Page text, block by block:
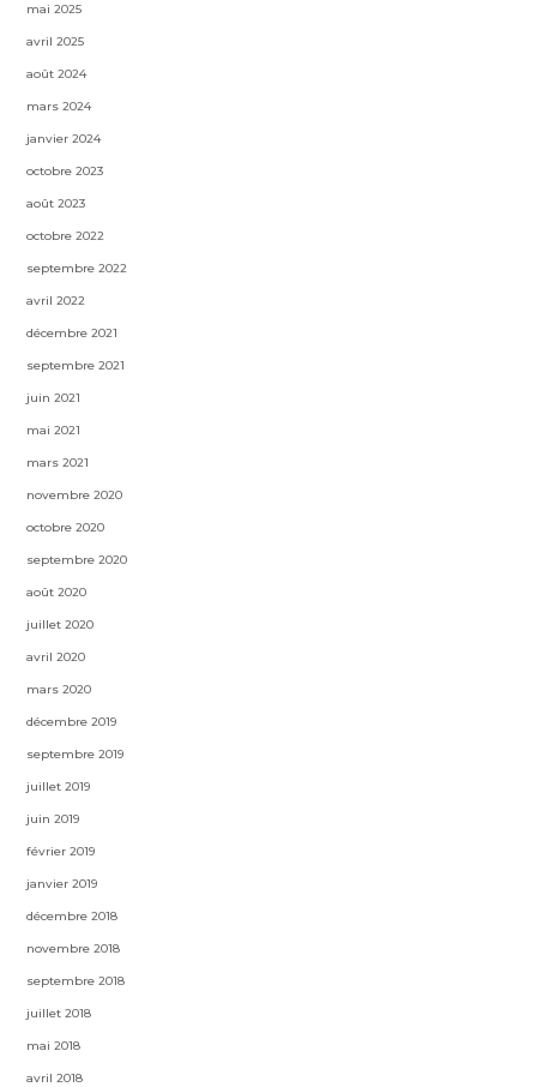
mai 2025
avril 2025
août 2024
mars 2024
janvier 2024
octobre 2023
août 2023
octobre 2022
septembre 2022
avril 2022
décembre 2021
septembre 2021
juin 2021
mai 2021
mars 2021
novembre 2020
octobre 2020
septembre 2020
août 2020
juillet 2020
avril 2020
mars 2020
décembre 2019
septembre 2019
juillet 2019
juin 2019
février 2019
janvier 2019
décembre 2018
novembre 2018
septembre 2018
juillet 2018
mai 2018
avril 2018